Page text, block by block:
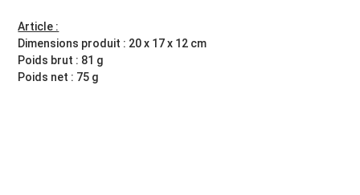
Article :
Dimensions produit : 20 x 17 x 12 cm
Poids brut : 81 g
Poids net : 75 g